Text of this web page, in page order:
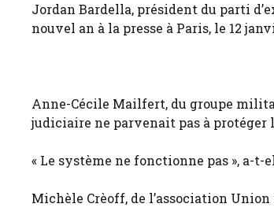
Jordan Bardella, président du parti
nouvel an à la presse à Paris, le 12
Anne-Cécile Mailfert, du groupe
judiciaire ne parvenait pas à protéger
« Le système ne fonctionne pas », a-t-
Michèle Crèoff, de l’association